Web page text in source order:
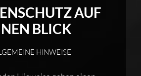
AUF
BLICK
HINWEISE